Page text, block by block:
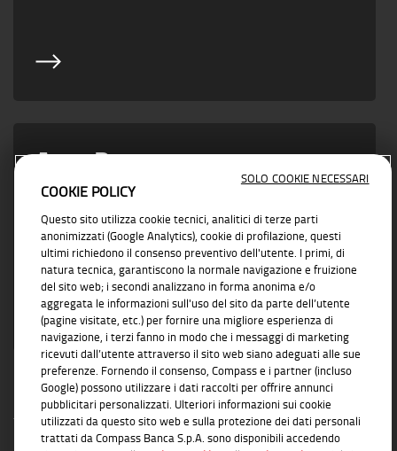
Area Partner
Vicino ad ogni esigenza di business con
soluzioni concrete e affidabili
COOKIE POLICY
Questo sito utilizza cookie tecnici, analitici di terze parti
anonimizzati (Google Analytics), cookie di profilazione, questi
ultimi richiedono il consenso preventivo dell'utente. I primi, di
natura tecnica, garantiscono la normale navigazione e fruizione
del sito web; i secondi analizzano in forma anonima e/o
aggregata le informazioni sull'uso del sito da parte dell’utente
(pagine visitate, etc.) per fornire una migliore esperienza di
navigazione, i terzi fanno in modo che i messaggi di marketing
ricevuti dall’utente attraverso il sito web siano adeguati alle sue
preferenze. Fornendo il consenso, Compass e i partner (incluso
Google) possono utilizzare i dati raccolti per offrire annunci
pubblicitari personalizzati. Ulteriori informazioni sui cookie
utilizzati da questo sito web e sulla protezione dei dati personali
trattati da Compass Banca S.p.A. sono disponibili accedendo
SOLO COOKIE NECESSARI